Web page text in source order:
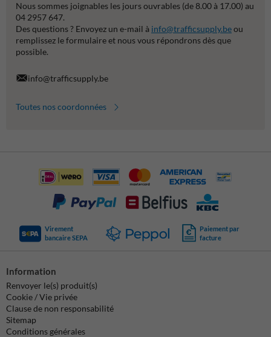
Nous sommes joignables les jours ouvrables (de 8.00 à 17.00) au
04 2957 647.
Des questions ? Envoyez un e-mail à info@trafficsupply.beou
remplissez le formulaire et nous vous répondrons dès que
possible.
info@trafficsupply.be
Toutes nos coordonnées
Virement
bancaire SEPA
Paiement par
facture
Information
Renvoyer le(s) produit(s)
Cookie / Vie privée
Clause de non responsabilité
Sitemap
Conditions générales